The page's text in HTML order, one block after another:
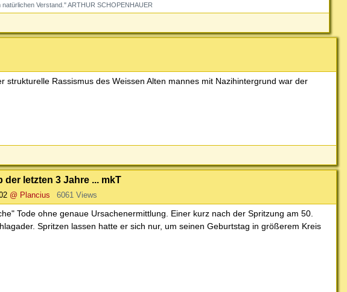
Verstand." ARTHUR SCHOPENHAUER
Rassismus des Weissen Alten mannes mit Nazihintergrund war der
letzten 3 Jahre ... mkT
@ Plancius 6061 Views
Tode ohne genaue Ursachenermittlung. Einer kurz nach der Spritzung am 50.
Spritzen lassen hatte er sich nur, um seinen Geburtstag in größerem Kreis